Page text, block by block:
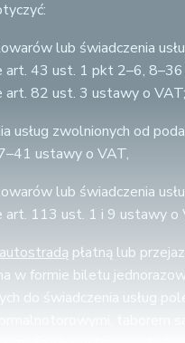
lub świadczenia
43 ust. 1 pkt 2–6,
art. 82 ust. 3 ustawy o VAT;
usług zwolnionych od
ustawy o VAT,
lub świadczenia
art. 113 ust. 1 i 9 ustawy o
płatną lub
w formie biletu
do świadczenia usług